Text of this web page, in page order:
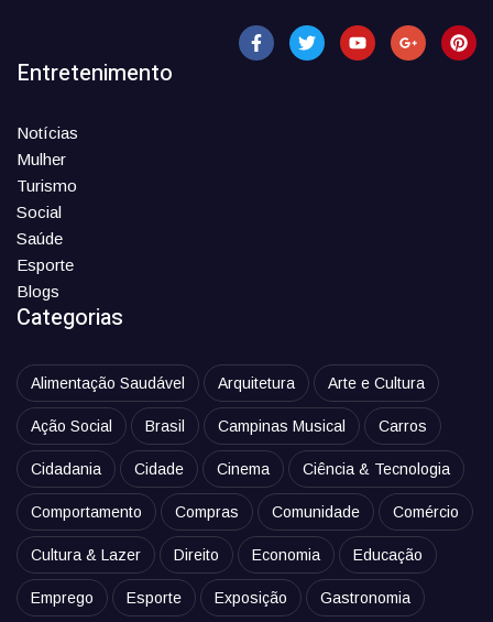
Entretenimento
Notícias
Mulher
Turismo
Social
Saúde
Esporte
Blogs
Categorias
Alimentação Saudável Arquitetura Arte e Cultura
Ação Social Brasil Campinas Musical Carros
Cidadania Cidade Cinema Ciência & Tecnologia
Comportamento Compras Comunidade Comércio
Cultura & Lazer Direito Economia Educação
Emprego Esporte Exposição Gastronomia